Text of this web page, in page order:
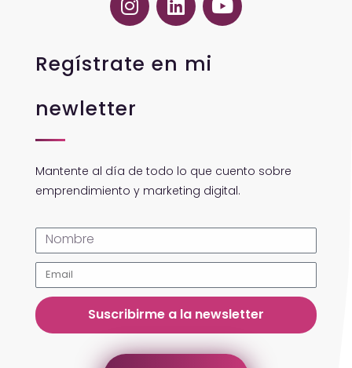
Regístrate en mi
newletter
Mantente al día de todo lo que cuento sobre
emprendimiento y marketing digital.
Suscribirme a la newsletter